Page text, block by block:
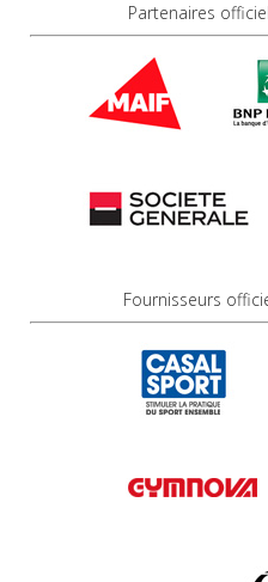
Partenaires
Fournisseurs